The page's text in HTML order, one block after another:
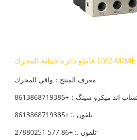
قاطع دائرة حماية المحرك GV2-M/ME
معرف المنتج：واقي المحرك
اند میکرو سینگ：+8613868719385
تلفون .: +8613868719385
تلفون .: +86 577 27880251